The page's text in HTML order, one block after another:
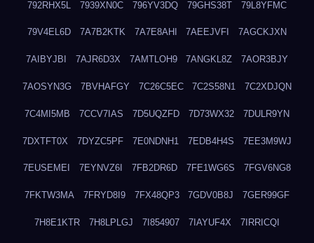
792RHX5L 7939XN0C 796YV3DQ 79GHS38T 79L8YFMC
79V4EL6D 7A7B2KTK 7A7E8AHI 7AEEJVFI 7AGCKJXN
7AIBYJBI 7AJR6D3X 7AMTLOH9 7ANGKL8Z 7AOR3BJY
7AOSYN3G 7BVHAFGY 7C26C5EC 7C2S58N1 7C2XDJQN
7C4MI5MB 7CCV7IAS 7D5UQZFD 7D73WX32 7DULR9YN
7DXTFT0X 7DYZC5PF 7E0NDNH1 7EDB4H4S 7EE3M9WJ
7EUSEMEI 7EYNVZ6I 7FB2DR6D 7FE1WG6S 7FGV6NG8
7FKTW3MA 7FRYD8I9 7FX48QP3 7GDV0B8J 7GER99GF
7H8E1KTR 7H8LPLGJ 7I854907 7IAYUF4X 7IRRICQI